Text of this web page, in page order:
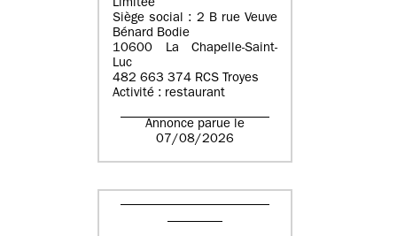
Limitée
Siège social : 2 B rue Veuve
Bénard Bodie
10600 La Chapelle-Saint-
Luc
482 663 374 RCS Troyes
Activité : restaurant
Annonce parue le
07/08/2026